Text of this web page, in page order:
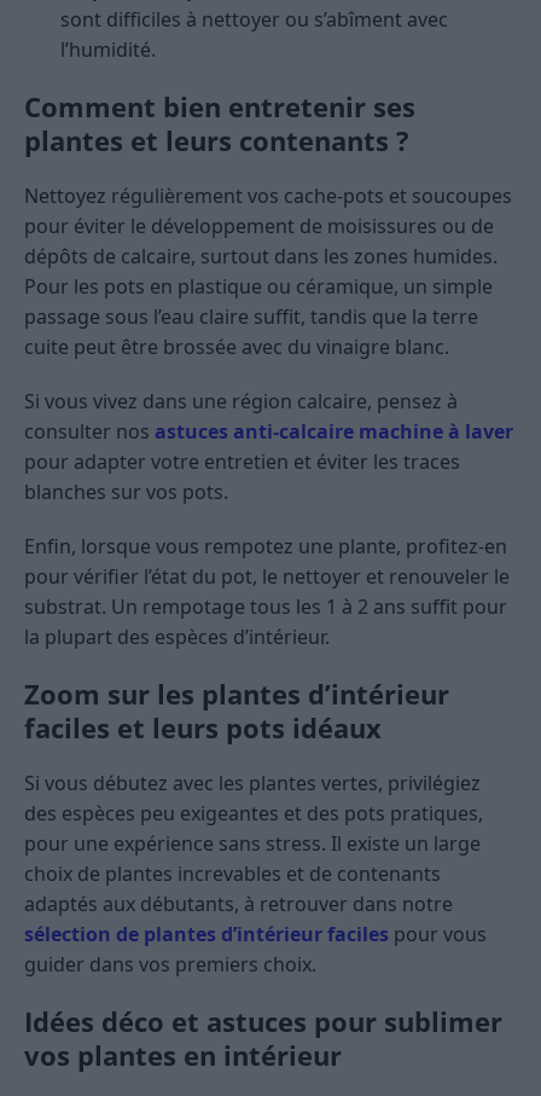
sont difficiles à nettoyer ou s’abîment avec
l’humidité.
Comment bien entretenir ses
plantes et leurs contenants ?
Nettoyez régulièrement vos cache-pots et soucoupes
pour éviter le développement de moisissures ou de
dépôts de calcaire, surtout dans les zones humides.
Pour les pots en plastique ou céramique, un simple
passage sous l’eau claire suffit, tandis que la terre
cuite peut être brossée avec du vinaigre blanc.
Si vous vivez dans une région calcaire, pensez à
consulter nos astuces anti-calcaire machine à laver
pour adapter votre entretien et éviter les traces
blanches sur vos pots.
Enfin, lorsque vous rempotez une plante, profitez-en
pour vérifier l’état du pot, le nettoyer et renouveler le
substrat. Un rempotage tous les 1 à 2 ans suffit pour
la plupart des espèces d’intérieur.
Zoom sur les plantes d’intérieur
faciles et leurs pots idéaux
Si vous débutez avec les plantes vertes, privilégiez
des espèces peu exigeantes et des pots pratiques,
pour une expérience sans stress. Il existe un large
choix de plantes increvables et de contenants
adaptés aux débutants, à retrouver dans notre
sélection de plantes d’intérieur faciles pour vous
guider dans vos premiers choix.
Idées déco et astuces pour sublimer
vos plantes en intérieur